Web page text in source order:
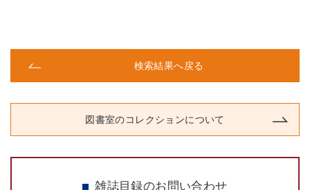
検索結果へ戻る
図書室のコレクションについて
雑誌目録のお問い合わせ